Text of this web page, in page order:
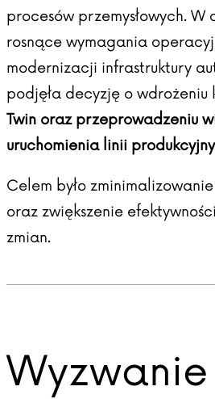
procesów przemysłowych.
rosnące wymagania
modernizacji infrastruktury
podjęła decyzję o wdrożeniu
Twin oraz przeprowadzeniu
uruchomienia linii
Celem było
oraz zwiększenie
zmian.
Wyzwanie